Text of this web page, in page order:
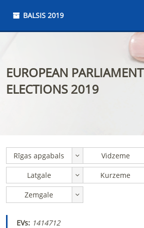
BALSIS 2019
EUROPEAN PARLIAMENT
ELECTIONS 2019
Rīgas apgabals Vidzeme
Latgale Kurzeme
Zemgale
EVs: 1414712